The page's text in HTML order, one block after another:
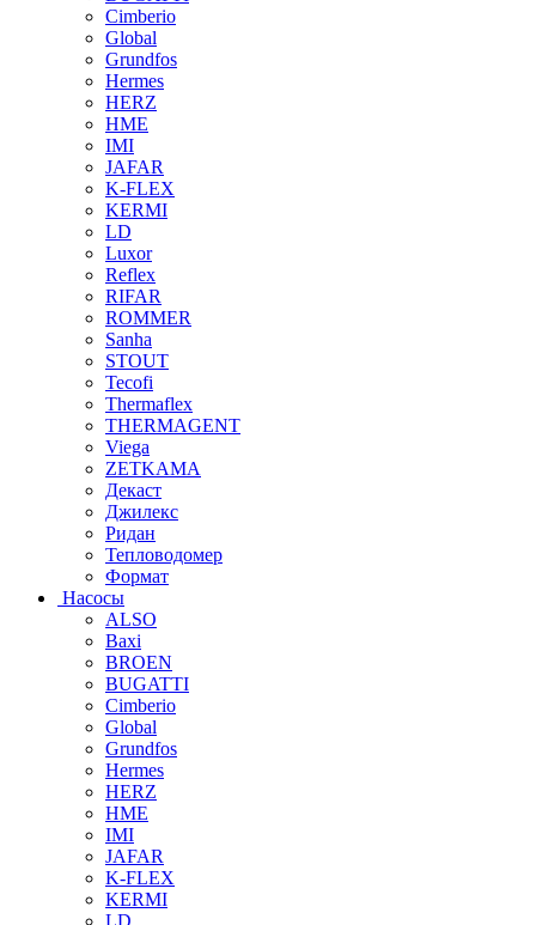
Cimberio
Global
Grundfos
Hermes
HERZ
HME
IMI
JAFAR
K-FLEX
KERMI
LD
Luxor
Reflex
RIFAR
ROMMER
Sanha
STOUT
Tecofi
Thermaflex
THERMAGENT
Viega
ZETKAMA
Декаст
Джилекс
Ридан
Тепловодомер
Формат
Насосы
ALSO
Baxi
BROEN
BUGATTI
Cimberio
Global
Grundfos
Hermes
HERZ
HME
IMI
JAFAR
K-FLEX
KERMI
LD